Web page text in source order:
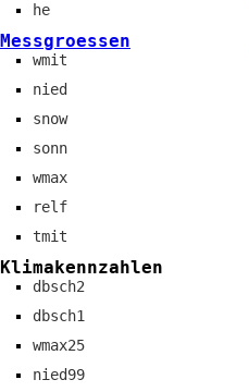
he
Messgroessen
wmit
nied
snow
sonn
wmax
relf
tmit
Klimakennzahlen
dbsch2
dbsch1
wmax25
nied99